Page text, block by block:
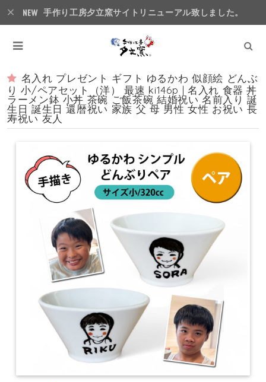
手作り工房夕立窯サイトリニューアル致しました。
名入れ プレゼント ギフト ゆるかわ 似顔絵 どんぶ
り 小/ペアセット（洋） 最速 ki146p | 名入れ 食器 丼
ラーメン鉢 小丼 茶碗 ご飯茶碗 結婚祝い 名前入り 誕
生日 誕生日 還暦祝い 家族 父 母 男性 女性 お祝い 長
寿祝い 友人